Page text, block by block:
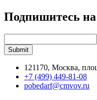
Подпишитесь
121170, Москва,
+7 (499) 449-81-08
pobedarf@cmvov.ru